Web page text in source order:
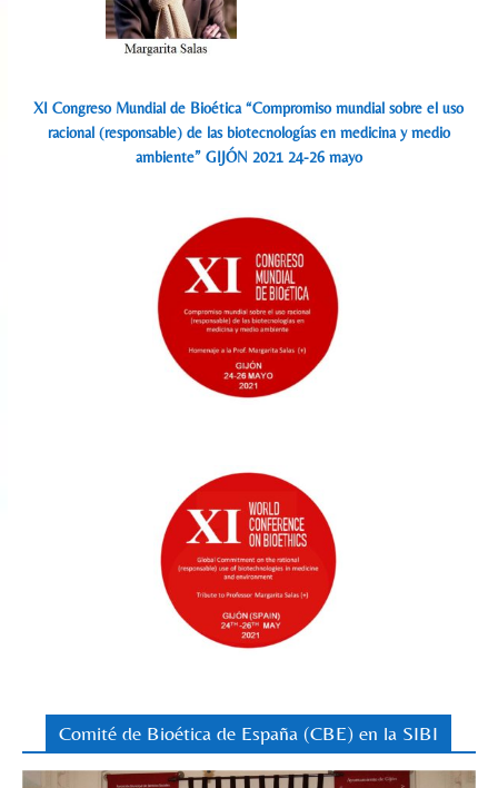
XI Congreso Mundial de Bioética “Compromiso mundial sobre el uso
racional (responsable) de las biotecnologías en medicina y medio
ambiente” GIJÓN 2021 24-26 mayo
Comité de Bioética de España (CBE) en la SIBI